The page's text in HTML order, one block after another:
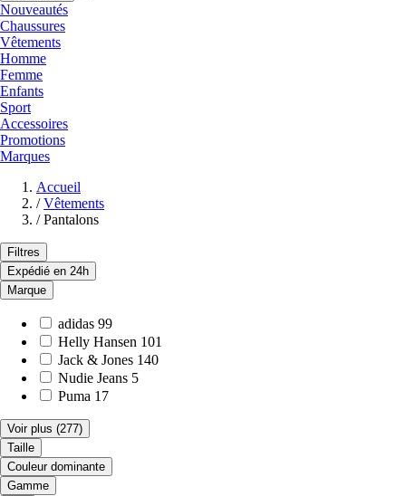
Nouveautés
Chaussures
Vêtements
Homme
Femme
Enfants
Sport
Accessoires
Promotions
Marques
Accueil
/ Vêtements
/ Pantalons
Filtres
Expédié en 24h
Marque
adidas 99
Helly Hansen 101
Jack & Jones 140
Nudie Jeans 5
Puma 17
Voir plus (277)
Taille
Couleur dominante
Gamme